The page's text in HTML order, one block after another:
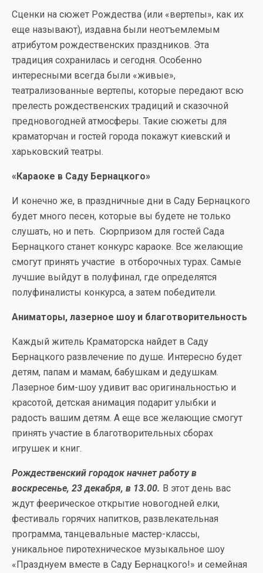
Сценки на сюжет Рождества (или «вертепы», как их
еще называют), издавна были неотъемлемым
атрибутом рождественских праздников. Эта
традиция сохранилась и сегодня. Особенно
интересными всегда были «живые»,
театрализованные вертепы, которые передают всю
прелесть рождественских традиций и сказочной
предновогодней атмосферы. Такие сюжеты для
краматорчан и гостей города покажут киевский и
харьковский театры.
«Караоке в Саду Бернацкого»
И конечно же, в праздничные дни в Саду Бернацкого
будет много песен, которые вы будете не только
слушать, но и петь. Сюрпризом для гостей Сада
Бернацкого станет конкурс караоке. Все желающие
смогут принять участие в отборочных турах. Самые
лучшие выйдут в полуфинал, где определятся
полуфиналисты конкурса, а затем победители.
Аниматоры, лазерное шоу и благотворительность
Каждый житель Краматорска найдет в Саду
Бернацкого развлечение по душе. Интересно будет
детям, папам и мамам, бабушкам и дедушкам.
Лазерное бим-шоу удивит вас оригинальностью и
красотой, детская анимация подарит улыбки и
радость вашим детям. А еще все желающие смогут
принять участие в благотворительных сборах
игрушек и книг.
Рождественский городок начнет работу в
воскресенье, 23 декабря, в 13.00. В этот день вас
ждут феерическое открытие новогодней елки,
фестиваль горячих напитков, развлекательная
программа, танцевальные мастер-классы,
уникальное пиротехническое музыкальное шоу
«Празднуем вместе в Саду Бернацкого!» и семейная